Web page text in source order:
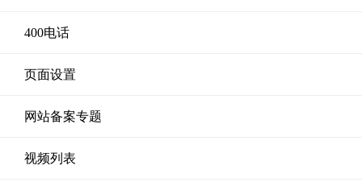
400电话
页面设置
网站备案专题
视频列表